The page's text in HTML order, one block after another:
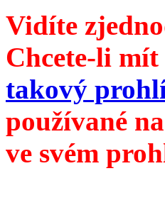
Vidíte
Chcete-li
takový
používané
ve svém